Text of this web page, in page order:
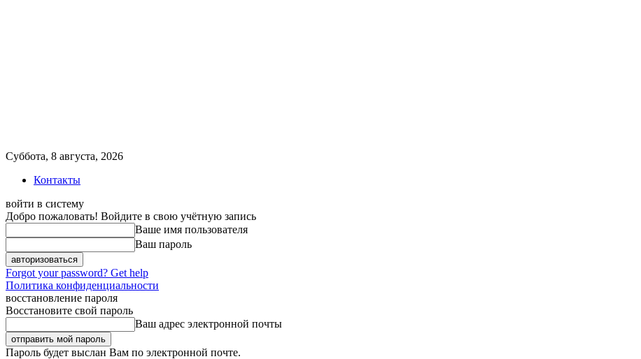
Суббота, 8 августа, 2026
Контакты
войти в систему
Добро пожаловать! Войдите в свою учётную запись
Ваше имя пользователя
Ваш пароль
Forgot your password? Get help
Политика конфиденциальности
восстановление пароля
Восстановите свой пароль
Ваш адрес электронной почты
Пароль будет выслан Вам по электронной почте.